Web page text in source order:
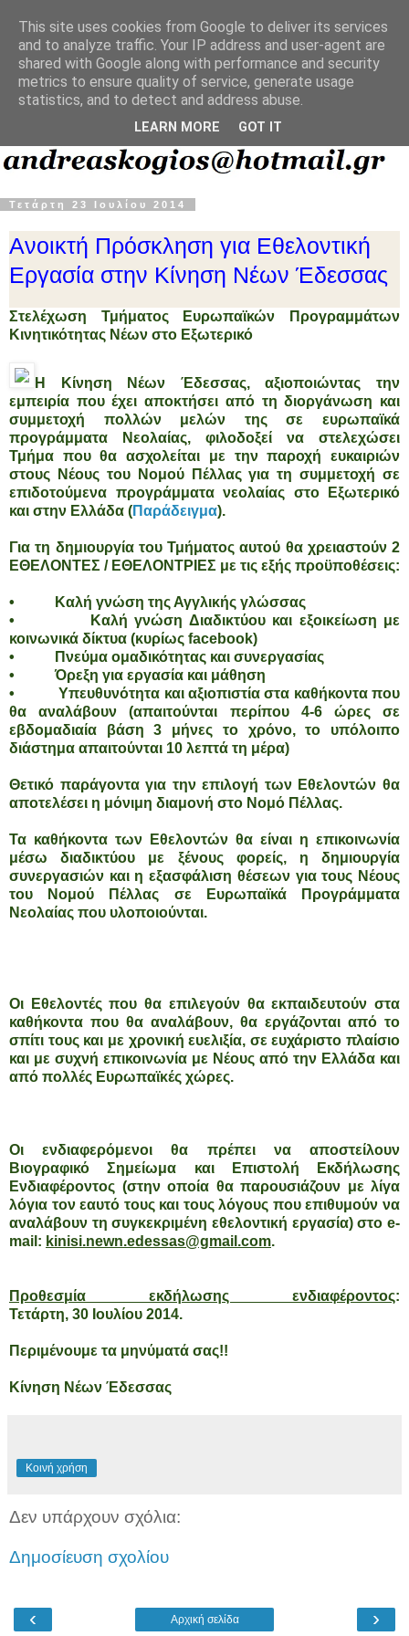
Τετάρτη 23 Ιουλίου 2014
Ανοικτή Πρόσκληση για Εθελοντική
Εργασία στην Κίνηση Νέων Έδεσσας
Στελέχωση Τμήματος Ευρωπαϊκών Προγραμμάτων
Κινητικότητας Νέων στο Εξωτερικό
Η Κίνηση Νέων Έδεσσας, αξιοποιώντας την
εμπειρία που έχει αποκτήσει από τη διοργάνωση και
συμμετοχή πολλών μελών της σε ευρωπαϊκά
προγράμματα Νεολαίας, φιλοδοξεί να στελεχώσει
Τμήμα που θα ασχολείται με την παροχή ευκαιριών
στους Νέους του Νομού Πέλλας για τη συμμετοχή σε
επιδοτούμενα προγράμματα νεολαίας στο Εξωτερικό
και στην Ελλάδα (Παράδειγμα).
Για τη δημιουργία του Τμήματος αυτού θα χρειαστούν 2
ΕΘΕΛΟΝΤΕΣ / ΕΘΕΛΟΝΤΡΙΕΣ με τις εξής προϋποθέσεις:
• Καλή γνώση της Αγγλικής γλώσσας
• Καλή γνώση Διαδικτύου και εξοικείωση με
κοινωνικά δίκτυα (κυρίως facebook)
• Πνεύμα ομαδικότητας και συνεργασίας
• Όρεξη για εργασία και μάθηση
• Υπευθυνότητα και αξιοπιστία στα καθήκοντα που
θα αναλάβουν (απαιτούνται περίπου 4-6 ώρες σε
εβδομαδιαία βάση 3 μήνες το χρόνο, το υπόλοιπο
διάστημα απαιτούνται 10 λεπτά τη μέρα)
Θετικό παράγοντα για την επιλογή των Εθελοντών θα
αποτελέσει η μόνιμη διαμονή στο Νομό Πέλλας.
Τα καθήκοντα των Εθελοντών θα είναι η επικοινωνία
μέσω διαδικτύου με ξένους φορείς, η δημιουργία
συνεργασιών και η εξασφάλιση θέσεων για τους Νέους
του Νομού Πέλλας σε Ευρωπαϊκά Προγράμματα
Νεολαίας που υλοποιούνται.
Οι Εθελοντές που θα επιλεγούν θα εκπαιδευτούν στα
καθήκοντα που θα αναλάβουν, θα εργάζονται από το
σπίτι τους και με χρονική ευελιξία, σε ευχάριστο πλαίσιο
και με συχνή επικοινωνία με Νέους από την Ελλάδα και
από πολλές Ευρωπαϊκές χώρες.
Οι ενδιαφερόμενοι θα πρέπει να αποστείλουν
Βιογραφικό Σημείωμα και Επιστολή Εκδήλωσης
Ενδιαφέροντος (στην οποία θα παρουσιάζουν με λίγα
λόγια τον εαυτό τους και τους λόγους που επιθυμούν να
αναλάβουν τη συγκεκριμένη εθελοντική εργασία) στο e-
mail: kinisi.newn.edessas@gmail.com.
Προθεσμία εκδήλωσης ενδιαφέροντος:
Τετάρτη, 30 Ιουλίου 2014.
Περιμένουμε τα μηνύματά σας!!
Κίνηση Νέων Έδεσσας
Κοινή χρήση
Δεν υπάρχουν σχόλια:
Δημοσίευση σχολίου
‹ ›
Αρχική σελίδα
This site uses cookies from Google to deliver its services
and to analyze traffic. Your IP address and user-agent are
shared with Google along with performance and security
metrics to ensure quality of service, generate usage
statistics, and to detect and address abuse.
LEARN MORE GOT IT